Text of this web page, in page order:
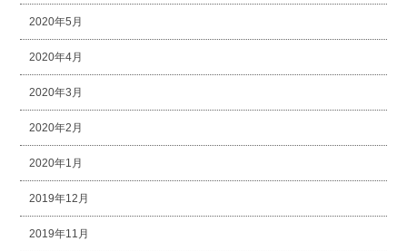
2020年5月
2020年4月
2020年3月
2020年2月
2020年1月
2019年12月
2019年11月